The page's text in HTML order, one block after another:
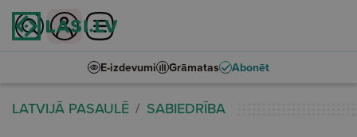
E-izdevumi Grāmatas Abonēt
LATVIJĀ PASAULĒ SABIEDRĪBA